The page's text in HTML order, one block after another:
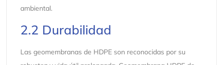
ambiental.
2.2 Durabilidad
Las geomembranas de HDPE son reconocidas por su